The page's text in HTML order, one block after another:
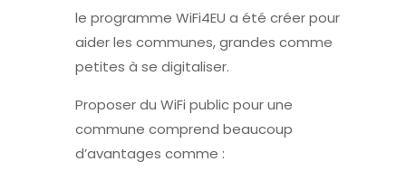
le programme WiFi4EU a été créer pour
aider les communes, grandes comme
petites à se digitaliser.
Proposer du WiFi public pour une
commune comprend beaucoup
d’avantages comme :